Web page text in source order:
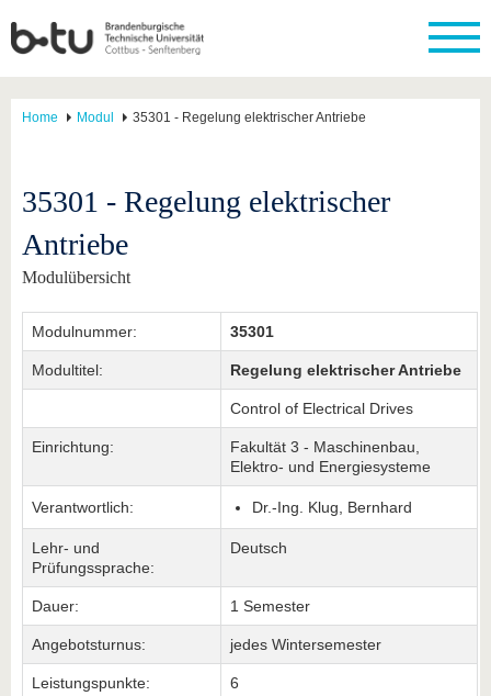
Home Modul 35301 - Regelung elektrischer Antriebe
35301 - Regelung elektrischer
Antriebe
Modulübersicht
Modulnummer: 35301
Modultitel: Regelung elektrischer Antriebe
Control of Electrical Drives
Einrichtung:
Fakultät 3 - Maschinenbau,
Elektro- und Energiesysteme
Verantwortlich: Dr.-Ing. Klug, Bernhard
Lehr- und
Prüfungssprache:
Deutsch
Dauer: 1 Semester
Angebotsturnus: jedes Wintersemester
Leistungspunkte: 6